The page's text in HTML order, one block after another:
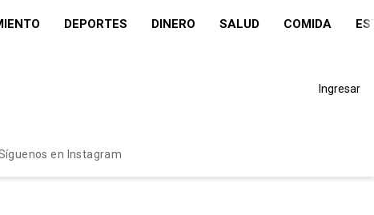
DEPORTES DINERO SALUD COMIDA
Ingresar
en Instagram